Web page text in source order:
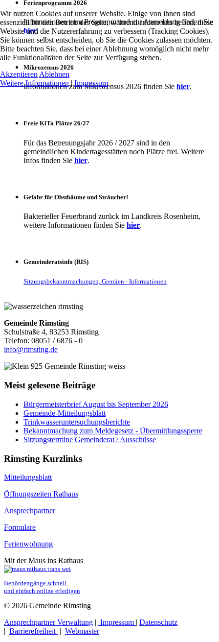
Ferienprogramm 2026
Informationen zum Programm und zur Anmeldung finden Sie
hier.
Mikrozensus 2026
Informationen zum Mikrozensus 2026 finden Sie hier.
Freie KiTa Plätze 26/27
Für das Betreuungsjahr 2026 / 2027 sind in den
gemeindlichen Kindertagesstätten noch Plätze frei. Weitere
Infos finden Sie hier.
Gefahr für Obstbäume und Sträucher!
Bakterieller Feuerbrand zurück im Landkreis Rosenheim,
weitere Informationen finden Sie hier.
Gemeinderatsinfo (RIS)
Sitzungsbekanntmachungen, Gremien - Informationen
Gemeinde Rimsting
Schulstraße 4, 83253 Rimsting
Telefon: 08051 / 6876 - 0
info@rimsting.de
Meist gelesene Beiträge
Bürgermeisterbrief August bis September 2026
Gemeinde-Mitteilungsblatt
Trinkwasseruntersuchungsberichte
Bekanntmachung zum Meldegesetz - Übermittlungssperre
Sitzungstermine Gemeinderat / Ausschüsse
Rimsting Kurzlinks
Mitteilungsblatt
Öffnungszeiten Rathaus
Ansprechpartner
Formulare
Ferienwohnung
Mit der Maus ins Rathaus
Behördengänge schnell
und einfach online erledigen
© 2026 Gemeinde Rimsting
Ansprechpartner Verwaltung | Impressum | Datenschutz
| Barrierefreiheit | Webmaster
Wir nutzen Cookies auf unserer Website. Einige von ihnen sind
essenziell für den Betrieb der Seite, während andere uns helfen, diese
Website und die Nutzererfahrung zu verbessern (Tracking Cookies).
Sie können selbst entscheiden, ob Sie die Cookies zulassen möchten.
Bitte beachten Sie, dass bei einer Ablehnung womöglich nicht mehr
alle Funktionalitäten der Seite zur Verfügung stehen.
Akzeptieren Ablehnen
Weitere Informationen | Impressum